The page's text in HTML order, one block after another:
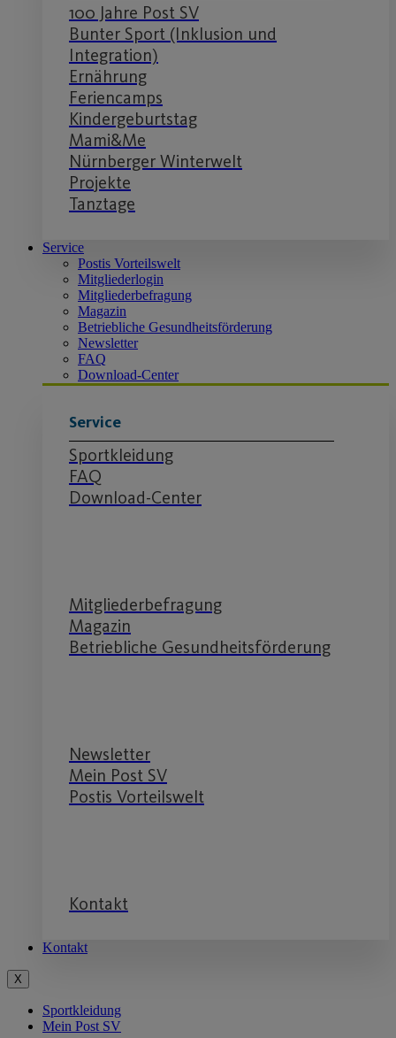
100 Jahre Post SV
Bunter Sport (Inklusion und
Integration)
Ernährung
Feriencamps
Kindergeburtstag
Mami&Me
Nürnberger Winterwelt
Projekte
Tanztage
Service
Postis Vorteilswelt
Mitgliederlogin
Mitgliederbefragung
Magazin
Betriebliche Gesundheitsförderung
Newsletter
FAQ
Download-Center
Service
Sportkleidung
FAQ
Download-Center
Mitgliederbefragung
Magazin
Betriebliche Gesundheitsförderung
Newsletter
Mein Post SV
Postis Vorteilswelt
Kontakt
Kontakt
X
Sportkleidung
Mein Post SV